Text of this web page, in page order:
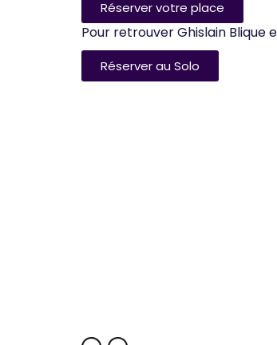
Réserver votre place
Pour retrouver Ghislain Blique
Réserver au Solo